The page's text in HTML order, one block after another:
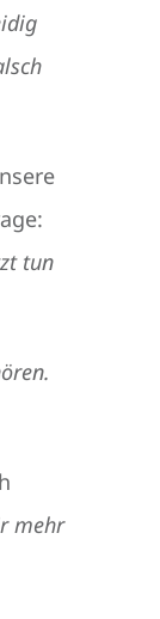
tun
mehr